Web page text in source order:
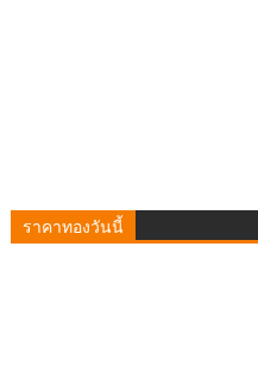
ราคาทองวันนี้